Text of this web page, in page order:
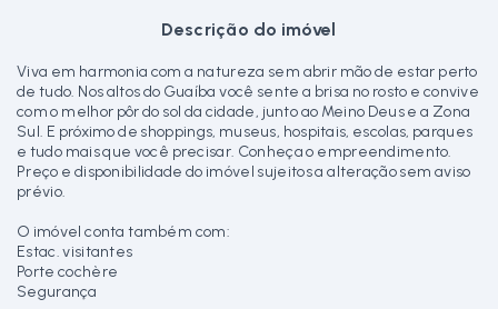
Descrição do imóvel
Viva em harmonia com a natureza sem abrir mão de estar perto
de tudo. Nos altos do Guaíba você sente a brisa no rosto e convive
com o melhor pôr do sol da cidade, junto ao Meino Deus e a Zona
Sul. E próximo de shoppings, museus, hospitais, escolas, parques
e tudo mais que você precisar. Conheça o empreendimento.
Preço e disponibilidade do imóvel sujeitos a alteração sem aviso
prévio.
O imóvel conta também com:
Estac. visitantes
Porte cochère
Segurança